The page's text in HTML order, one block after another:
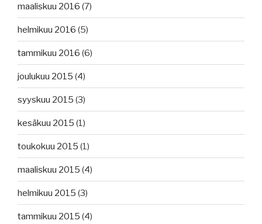
maaliskuu 2016 (7)
helmikuu 2016 (5)
tammikuu 2016 (6)
joulukuu 2015 (4)
syyskuu 2015 (3)
kesäkuu 2015 (1)
toukokuu 2015 (1)
maaliskuu 2015 (4)
helmikuu 2015 (3)
tammikuu 2015 (4)